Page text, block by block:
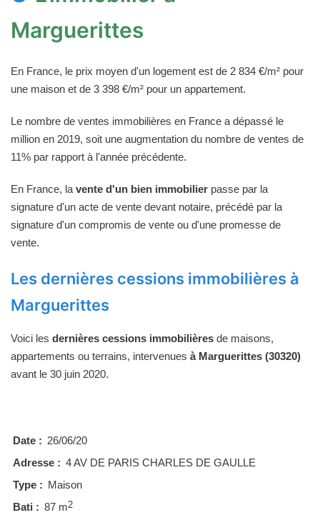
Marguerittes
En France, le prix moyen d'un logement est de 2 834 €/m² pour
une maison et de 3 398 €/m² pour un appartement.
Le nombre de ventes immobilières en France a dépassé le
million en 2019, soit une augmentation du nombre de ventes de
11% par rapport à l'année précédente.
En France, la vente d'un bien immobilier passe par la
signature d'un acte de vente devant notaire, précédé par la
signature d'un compromis de vente ou d'une promesse de
vente.
Les dernières cessions immobilières à
Marguerittes
Voici les dernières cessions immobilières de maisons,
appartements ou terrains, intervenues à Marguerittes (30320)
avant le 30 juin 2020.
Date : 26/06/20
Adresse : 4 AV DE PARIS CHARLES DE GAULLE
Type : Maison
Bati : 87 m2